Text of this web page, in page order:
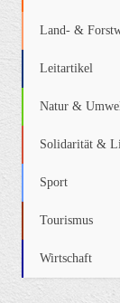
Land- &
Leitartikel
Natur &
Solidarität &
Sport
Tourismus
Wirtschaft